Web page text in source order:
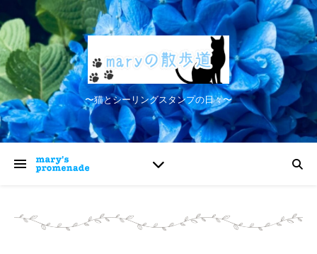
〜猫とシーリングスタンプの日々〜